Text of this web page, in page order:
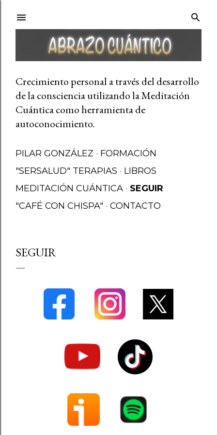
Crecimiento personal a través del desarrollo
de la consciencia utilizando la Meditación
Cuántica como herramienta de
autoconocimiento.
PILAR GONZÁLEZ
FORMACIÓN
"SERSALUD" TERAPIAS
LIBROS
MEDITACIÓN CUÁNTICA
SEGUIR
"CAFÉ CON CHISPA"
CONTACTO
SEGUIR